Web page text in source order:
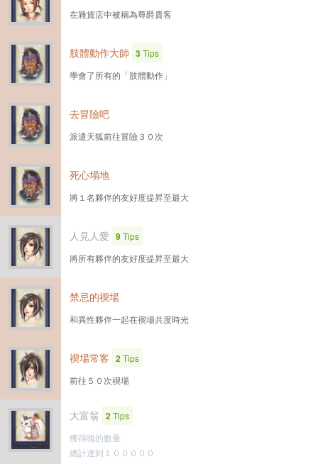
在雜貨店中被稱為尊爵貴客
肢體動作大師 3Tips
學會了所有的「肢體動作」
去冒險吧
派遣天狐前往冒險３０次
死心塌地
將１名夥伴的友好度提昇至最大
人見人愛 9Tips
將所有夥伴的友好度提昇至最大
禁忌的禊場
和異性夥伴一起在禊場共度時光
禊場常客 2Tips
前往５０次禊場
大富翁 2Tips
獲得魄的數量
總計達到１０００００